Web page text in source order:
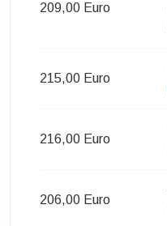
209,00 Euro
215,00 Euro
216,00 Euro
206,00 Euro